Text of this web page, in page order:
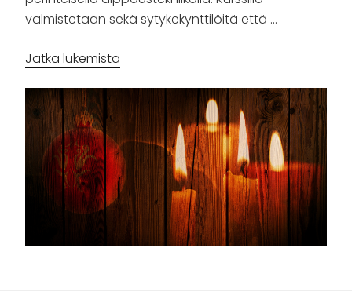
valmistetaan sekä sytykekynttilöitä että …
Jatka lukemista